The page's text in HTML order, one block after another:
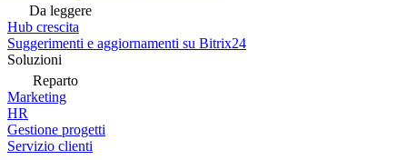
Da leggere
Hub crescita
Suggerimenti e aggiornamenti su Bitrix24
Soluzioni
Reparto
Marketing
HR
Gestione progetti
Servizio clienti